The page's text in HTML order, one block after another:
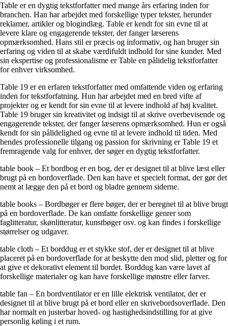
Table er en dygtig tekstforfatter med mange års erfaring inden for
branchen. Han har arbejdet med forskellige typer tekster, herunder
reklamer, artikler og blogindlæg. Table er kendt for sin evne til at
levere klare og engagerende tekster, der fanger læserens
opmærksomhed. Hans stil er præcis og informativ, og han bruger sin
erfaring og viden til at skabe værdifuldt indhold for sine kunder. Med
sin ekspertise og professionalisme er Table en pålidelig tekstforfatter
for enhver virksomhed.
Table 19 er en erfaren tekstforfatter med omfattende viden og erfaring
inden for tekstforfatning. Hun har arbejdet med en bred vifte af
projekter og er kendt for sin evne til at levere indhold af høj kvalitet.
Table 19 bruger sin kreativitet og indsigt til at skrive overbevisende og
engagerende tekster, der fanger læserens opmærksomhed. Hun er også
kendt for sin pålidelighed og evne til at levere indhold til tiden. Med
hendes professionelle tilgang og passion for skrivning er Table 19 et
fremragende valg for enhver, der søger en dygtig tekstforfatter.
table book – Et bordbog er en bog, der er designet til at blive læst eller
brugt på en bordoverflade. Den kan have et specielt format, der gør det
nemt at lægge den på et bord og bladre gennem siderne.
table books – Bordbøger er flere bøger, der er beregnet til at blive brugt
på en bordoverflade. De kan omfatte forskellige genrer som
faglitteratur, skønlitteratur, kunstbøger osv. og kan findes i forskellige
størrelser og udgaver.
table cloth – Et borddug er et stykke stof, der er designet til at blive
placeret på en bordoverflade for at beskytte den mod slid, pletter og for
at give et dekorativt element til bordet. Borddug kan være lavet af
forskellige materialer og kan have forskellige mønstre eller farver.
table fan – En bordventilator er en lille elektrisk ventilator, der er
designet til at blive brugt på et bord eller en skrivebordsoverflade. Den
har normalt en justerbar hoved- og hastighedsindstilling for at give
personlig køling i et rum.